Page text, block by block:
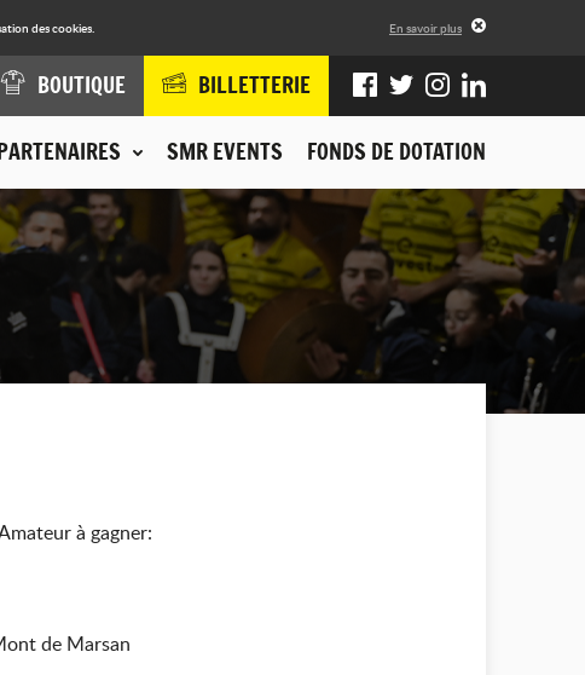
des cookies. En savoir plus
SMR EVENTS FONDS DE DOTATION
BOUTIQUE BILLETTERIE
à gagner:
de Marsan